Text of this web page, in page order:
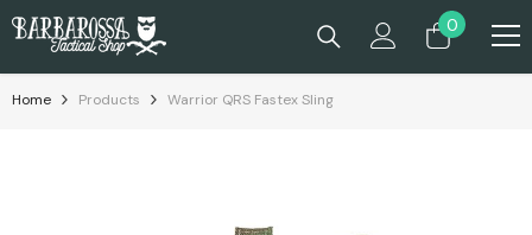
00
prodotti
Home Products Warrior QRS Fastex Sling